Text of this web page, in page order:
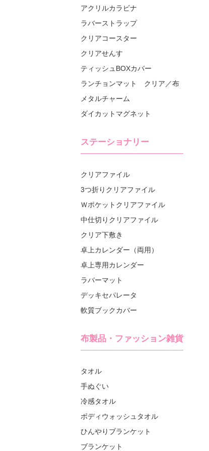
布製品・ファッション雑貨
タオル
手ぬぐい
冷感タオル
ボディウォッシュタオル
ひんやりブランケット
ブランケット
ステーショナリー
クリアファイル
3つ折りクリアファイル
Ｗポケットクリアファイル
中仕切りクリアファイル
クリア下敷き
卓上カレンダー（両用）
卓上専用カレンダー
ラバーマット
デッキセパレータ
軟質ブックカバー
アクリルカラビナ
ラバーストラップ
クリアコースター
クリアせんす
ティッシュBOXカバー
ランチョンマット クリア／布
メタルチャーム
ダイカットマグネット